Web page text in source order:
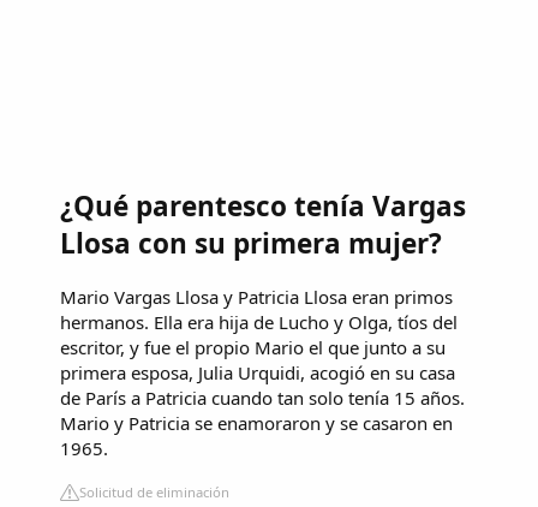
¿Qué parentesco tenía Vargas
Llosa con su primera mujer?
Mario Vargas Llosa y Patricia Llosa eran primos
hermanos. Ella era hija de Lucho y Olga, tíos del
escritor, y fue el propio Mario el que junto a su
primera esposa, Julia Urquidi, acogió en su casa
de París a Patricia cuando tan solo tenía 15 años.
Mario y Patricia se enamoraron y se casaron en
1965.
Solicitud de eliminación